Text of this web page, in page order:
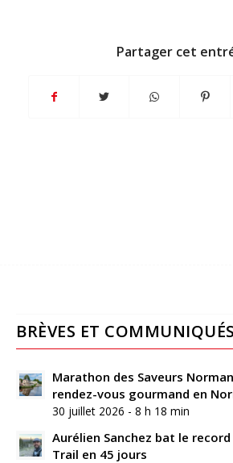
Partager cet
BRÈVES ET COMMUNIQUÉS
Marathon des Saveurs
rendez-vous gourmand en
30 juillet 2026 - 8 h 18 min
Aurélien Sanchez bat le
Trail en 45 jours